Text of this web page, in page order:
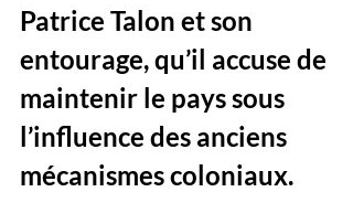
Patrice Talon et son
entourage, qu’il accuse de
maintenir le pays sous
l’influence des anciens
mécanismes coloniaux.